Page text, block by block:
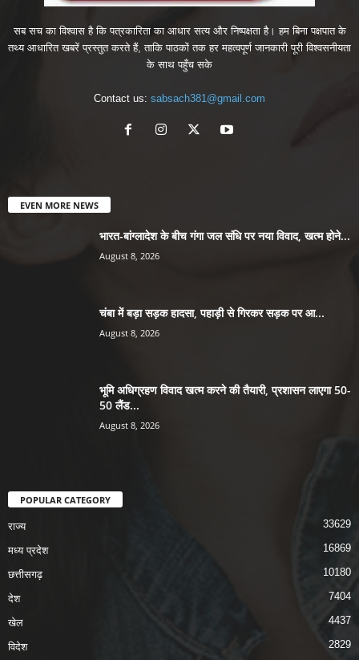
सब सच का विश्वास है कि पत्रकारिता का आधार सत्य और निष्पक्षता है। हम बिना पक्षपात के
तथ्य आधारित खबरें प्रस्तुत करते हैं, ताकि पाठकों तक हर महत्वपूर्ण जानकारी पूरी विश्वसनीयता
के साथ पहुँच सके
Contact us: sabsach381@gmail.com
EVEN MORE NEWS
भारत-बांग्लादेश के बीच गंगा जल संधि पर नया विवाद, खत्म होने...
August 8, 2026
चंबा में बड़ा सड़क हादसा, पहाड़ी से गिरकर सड़क पर आ...
August 8, 2026
भूमि अधिग्रहण विवाद खत्म करने की तैयारी, प्रशासन लाएगा 50-
50 लैंड...
August 8, 2026
POPULAR CATEGORY
राज्य 33629
मध्य प्रदेश 16869
छत्तीसगढ़ 10180
देश 7404
खेल 4437
विदेश 2829